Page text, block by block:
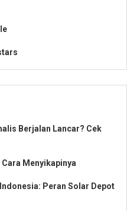
Berjalan Lancar? Cek
Menyikapinya
Peran Solar Depot